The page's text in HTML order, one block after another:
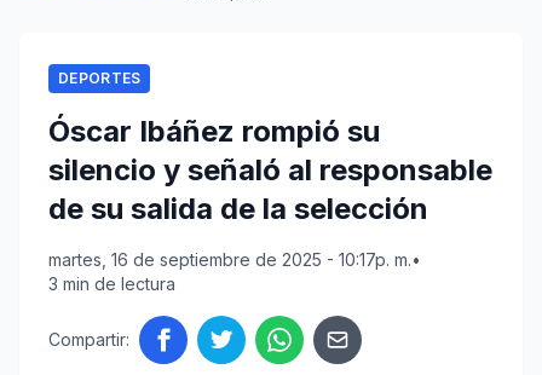
DEPORTES
Óscar Ibáñez rompió su
silencio y señaló al responsable
de su salida de la selección
martes, 16 de septiembre de 2025 - 10:17p. m.•
3 min de lectura
Compartir: